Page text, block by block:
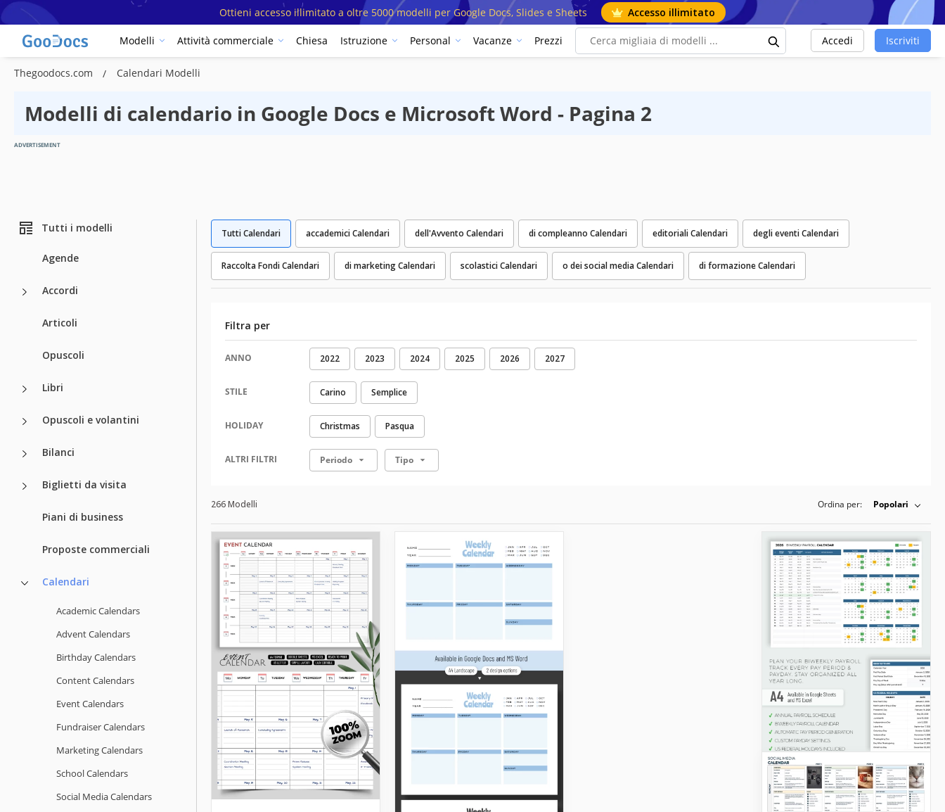
Ottieni accesso illimitato a oltre 5000 modelli per Google Docs, Slides e Sheets Accesso illimitato
Modelli Attività commerciale Chiesa Istruzione Personal Vacanze Prezzi Accedi Iscriviti
Thegoodocs.com Calendari Modelli
Modelli di calendario in Google Docs e Microsoft Word - Pagina 2
ADVERTISEMENT
Tutti i modelli
Agende
Accordi
Articoli
Opuscoli
Libri
Opuscoli e volantini
Bilanci
Biglietti da visita
Piani di business
Proposte commerciali
Calendari
Academic Calendars
Advent Calendars
Birthday Calendars
Content Calendars
Event Calendars
Fundraiser Calendars
Marketing Calendars
School Calendars
Social Media Calendars
Tutti Calendari accademici Calendari dell'Avvento Calendari di compleanno Calendari editoriali Calendari degli eventi Calendari
Raccolta Fondi Calendari di marketing Calendari scolastici Calendari o dei social media Calendari di formazione Calendari
Filtra per
ANNO 2022 2023 2024 2025 2026 2027
STILE Carino Semplice
HOLIDAY Christmas Pasqua
Periodo Tipo
ALTRI FILTRI
266 Modelli Ordina per: Popolari